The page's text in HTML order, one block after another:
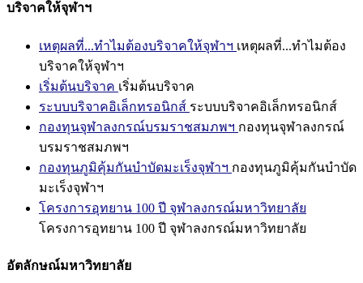
บริจาคให้จุฬาฯ
เหตุผลที่...ทำไมต้องบริจาคให้จุฬาฯ เหตุผลที่...ทำไมต้อง
บริจาคให้จุฬาฯ
เริ่มต้นบริจาค เริ่มต้นบริจาค
ระบบบริจาคอิเล็กทรอนิกส์ ระบบบริจาคอิเล็กทรอนิกส์
กองทุนจุฬาลงกรณ์บรมราชสมภพฯ กองทุนจุฬาลงกรณ์
บรมราชสมภพฯ
กองทุนภูมิคุ้มกันบำบัดมะเร็งจุฬาฯ กองทุนภูมิคุ้มกันบำบัด
มะเร็งจุฬาฯ
โครงการอุทยาน 100 ปี จุฬาลงกรณ์มหาวิทยาลัย
โครงการอุทยาน 100 ปี จุฬาลงกรณ์มหาวิทยาลัย
อัตลักษณ์มหาวิทยาลัย